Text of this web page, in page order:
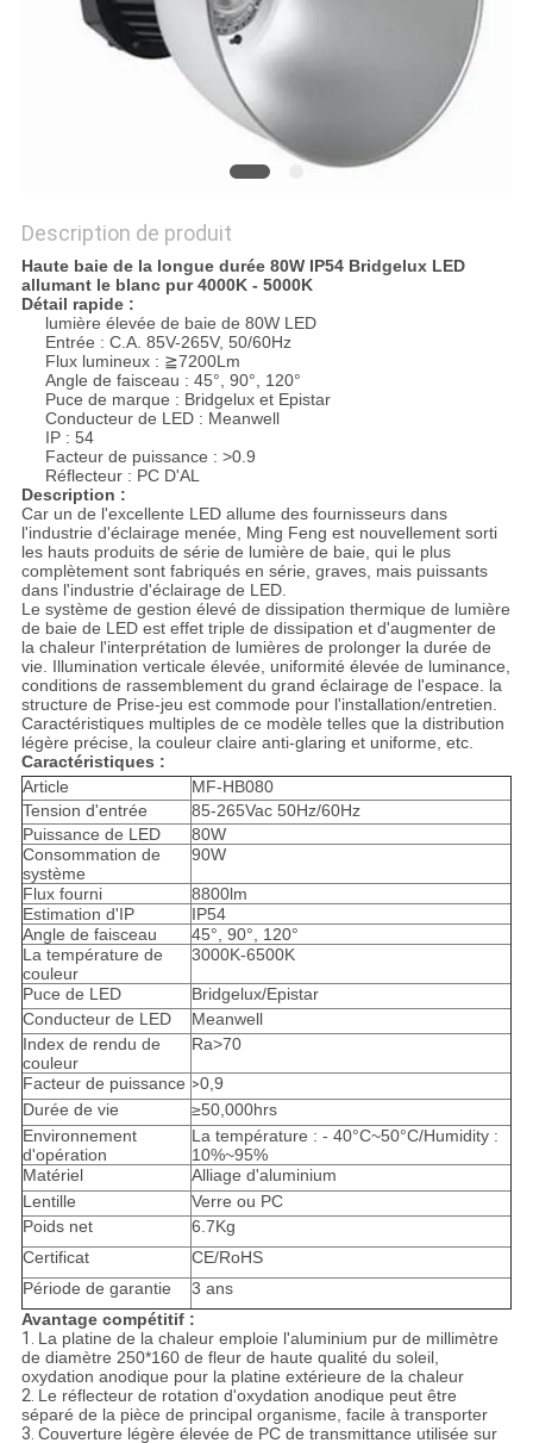
PRIVACY
Description de produit
Haute baie de la longue durée 80W IP54 Bridgelux LED
allumant le blanc pur 4000K - 5000K
Détail rapide :
lumière élevée de baie de 80W LED
Entrée : C.A. 85V-265V, 50/60Hz
Flux lumineux : ≧7200Lm
Angle de faisceau : 45°, 90°, 120°
Puce de marque : Bridgelux et Epistar
Conducteur de LED : Meanwell
IP : 54
Facteur de puissance : >0.9
Réflecteur : PC D'AL
Description :
Car un de l'excellente LED allume des fournisseurs dans
l'industrie d'éclairage menée, Ming Feng est nouvellement sorti
les hauts produits de série de lumière de baie, qui le plus
complètement sont fabriqués en série, graves, mais puissants
dans l'industrie d'éclairage de LED.
Le système de gestion élevé de dissipation thermique de lumière
de baie de LED est effet triple de dissipation et d'augmenter de
la chaleur l'interprétation de lumières de prolonger la durée de
vie. Illumination verticale élevée, uniformité élevée de luminance,
conditions de rassemblement du grand éclairage de l'espace. la
structure de Prise-jeu est commode pour l'installation/entretien.
Caractéristiques multiples de ce modèle telles que la distribution
légère précise, la couleur claire anti-glaring et uniforme, etc.
Caractéristiques :
Article
MF-HB080
Tension d'entrée
85-265Vac 50Hz/60Hz
Puissance de LED
80W
Consommation de
système
90W
Flux fourni
8800lm
Estimation d'IP
IP54
Angle de faisceau
45°, 90°, 120°
La température de
couleur
3000K-6500K
Puce de LED
Bridgelux/Epistar
Conducteur de LED
Meanwell
Index de rendu de
couleur
Ra>70
Facteur de puissance >0,9
Durée de vie
≥50,000hrs
Environnement
d'opération
La température : - 40°C~50°C/Humidity :
10%~95%
Matériel
Alliage d'aluminium
Lentille
Verre ou PC
Poids net
6.7Kg
Certificat
CE/RoHS
Période de garantie
3 ans
Avantage compétitif :
1. La platine de la chaleur emploie l'aluminium pur de millimètre
de diamètre 250*160 de fleur de haute qualité du soleil,
oxydation anodique pour la platine extérieure de la chaleur
2. Le réflecteur de rotation d'oxydation anodique peut être
séparé de la pièce de principal organisme, facile à transporter
3. Couverture légère élevée de PC de transmittance utilisée sur